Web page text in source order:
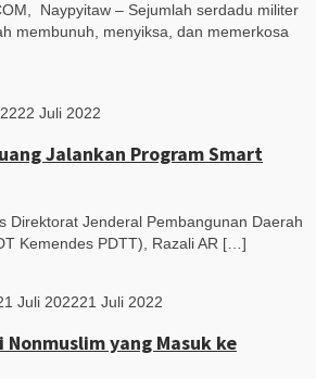
Naypyitaw – Sejumlah serdadu militer
membunuh, menyiksa, dan memerkosa
22 Juli 2022
Jalankan Program Smart
Direktorat Jenderal Pembangunan Daerah
Kemendes PDTT), Razali AR […]
Juli 202221 Juli 2022
Nonmuslim yang Masuk ke